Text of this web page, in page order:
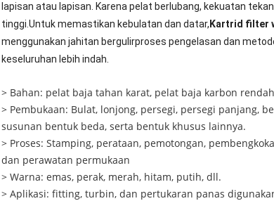
lapisan atau lapisan. Karena pelat berlubang, kekuatan
tinggi.Untuk memastikan kebulatan dan datar, Kartrid filter
menggunakan jahitan bergulirproses pengelasan dan
keseluruhan lebih indah.
> Bahan: pelat baja tahan karat, pelat baja karbon
> Pembukaan: Bulat, lonjong, persegi, persegi panjang,
susunan bentuk beda, serta bentuk khusus lainnya.
> Proses: Stamping, perataan, pemotongan,
dan perawatan permukaan
> Warna: emas, perak, merah, hitam, putih, dll.
> Aplikasi: fitting, turbin, dan pertukaran panas